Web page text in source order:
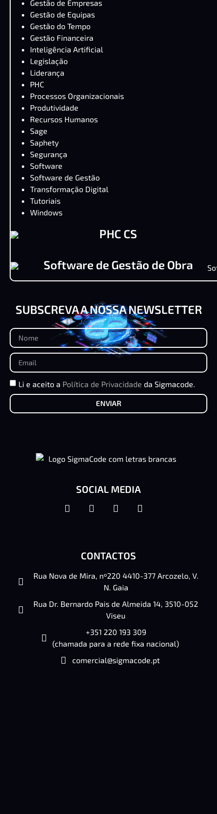
Gestão de Empresas
Gestão de Equipas
Gestão do Tempo
Gestão Financeira
Inteligência Artificial
Legislação
Liderança
PHC
Processos Organizacionais
Produtividade
Recursos Humanos
Sage
Saphety
Segurança
Software
Software de Gestão
Transformação Digital
Tutoriais
Windows
PHC CS
Software de Gestão de Obra
SUBSCREVA A NOSSA NEWSLETTER
Li e aceito a Política de Privacidade da Sigmacode.
ENVIAR
SOCIAL MEDIA
CONTACTOS
Rua Nova de Mira, nº220 4410-377 Arcozelo, V.
N. Gaia
Rua Dr. Bernardo Pais de Almeida 14, 3510-052
Viseu
+351 220 193 309
(chamada para a rede fixa nacional)
comercial@sigmacode.pt